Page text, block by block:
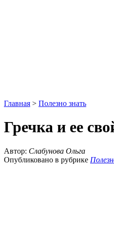
Главная > Полезно знать
Гречка и ее
Автор: Слабунова Ольга
Опубликовано в рубрике